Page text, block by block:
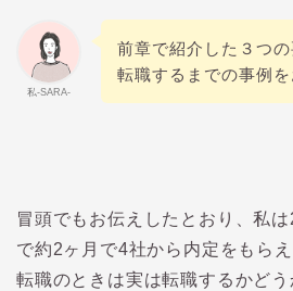
私-SARA-
前章で紹介した３つ
転職するまでの事例を
冒頭でもお伝えしたとおり、私
で約2ヶ月で4社から内定をもら
転職のときは実は転職するかど